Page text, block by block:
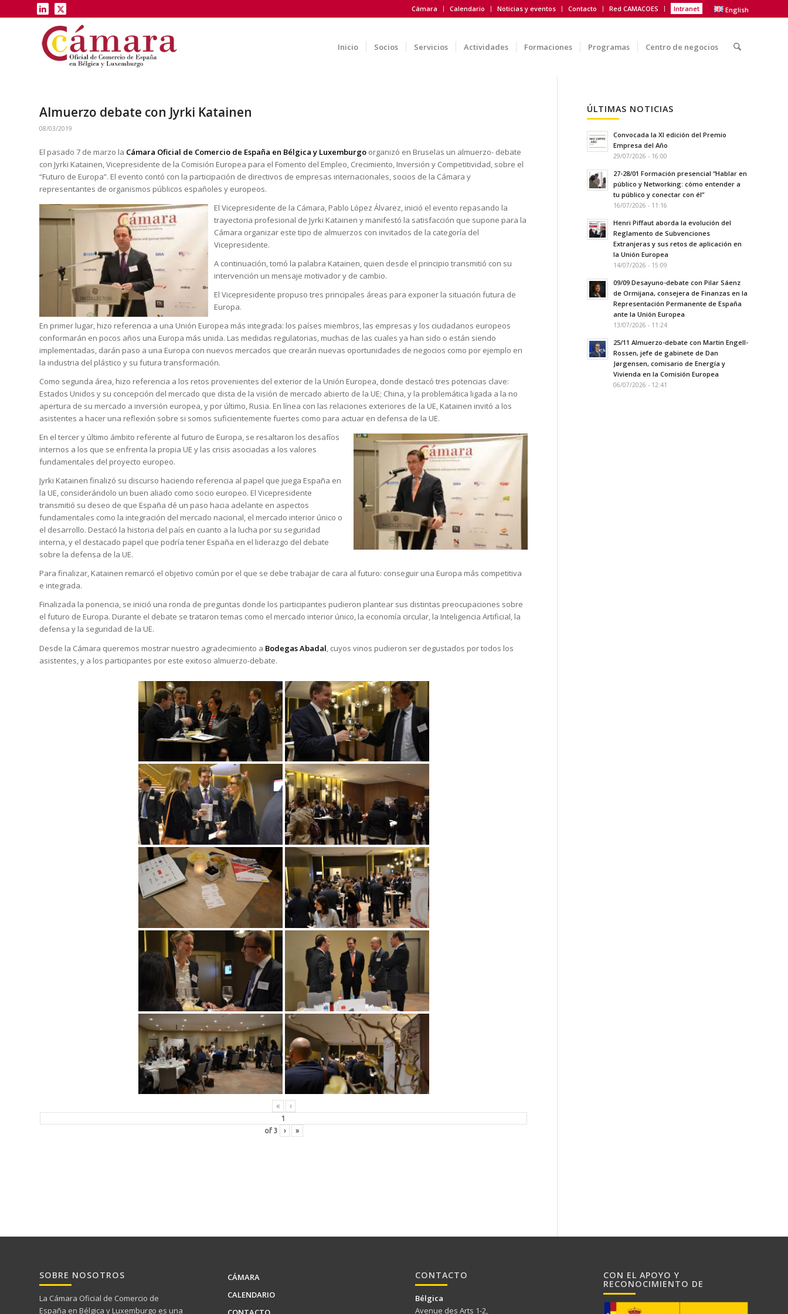
Cámara Calendario Noticias y eventos Contacto Red CAMACOES Intranet English
Inicio Socios Servicios Actividades Formaciones Programas Centro de negocios
Almuerzo debate con Jyrki Katainen
08/03/2019
El pasado 7 de marzo la Cámara Oficial de Comercio de España en Bélgica y Luxemburgo organizó en Bruselas un almuerzo- debate
con Jyrki Katainen, Vicepresidente de la Comisión Europea para el Fomento del Empleo, Crecimiento, Inversión y Competitividad, sobre el
“Futuro de Europa”. El evento contó con la participación de directivos de empresas internacionales, socios de la Cámara y
representantes de organismos públicos españoles y europeos.
El Vicepresidente de la Cámara, Pablo López Álvarez, inició el evento repasando la
trayectoria profesional de Jyrki Katainen y manifestó la satisfacción que supone para la
Cámara organizar este tipo de almuerzos con invitados de la categoría del
Vicepresidente.
A continuación, tomó la palabra Katainen, quien desde el principio transmitió con su
intervención un mensaje motivador y de cambio.
El Vicepresidente propuso tres principales áreas para exponer la situación futura de
Europa.
En primer lugar, hizo referencia a una Unión Europea más integrada: los países miembros, las empresas y los ciudadanos europeos
conformarán en pocos años una Europa más unida. Las medidas regulatorias, muchas de las cuales ya han sido o están siendo
implementadas, darán paso a una Europa con nuevos mercados que crearán nuevas oportunidades de negocios como por ejemplo en
la industria del plástico y su futura transformación.
Como segunda área, hizo referencia a los retos provenientes del exterior de la Unión Europea, donde destacó tres potencias clave:
Estados Unidos y su concepción del mercado que dista de la visión de mercado abierto de la UE; China, y la problemática ligada a la no
apertura de su mercado a inversión europea, y por último, Rusia. En línea con las relaciones exteriores de la UE, Katainen invitó a los
asistentes a hacer una reflexión sobre si somos suficientemente fuertes como para actuar en defensa de la UE.
En el tercer y último ámbito referente al futuro de Europa, se resaltaron los desafíos
internos a los que se enfrenta la propia UE y las crisis asociadas a los valores
fundamentales del proyecto europeo.
Jyrki Katainen finalizó su discurso haciendo referencia al papel que juega España en
la UE, considerándolo un buen aliado como socio europeo. El Vicepresidente
transmitió su deseo de que España dé un paso hacia adelante en aspectos
fundamentales como la integración del mercado nacional, el mercado interior único o
el desarrollo. Destacó la historia del país en cuanto a la lucha por su seguridad
interna, y el destacado papel que podría tener España en el liderazgo del debate
sobre la defensa de la UE.
Para finalizar, Katainen remarcó el objetivo común por el que se debe trabajar de cara al futuro: conseguir una Europa más competitiva
e integrada.
Finalizada la ponencia, se inició una ronda de preguntas donde los participantes pudieron plantear sus distintas preocupaciones sobre
el futuro de Europa. Durante el debate se trataron temas como el mercado interior único, la economía circular, la Inteligencia Artificial, la
defensa y la seguridad de la UE.
Desde la Cámara queremos mostrar nuestro agradecimiento a Bodegas Abadal , cuyos vinos pudieron ser degustados por todos los
asistentes, y a los participantes por este exitoso almuerzo-debate.
« ‹
of 3 › »
ÚLTIMAS NOTICIAS
Convocada la XI edición del Premio
Empresa del Año
29/07/2026 - 16:00
27-28/01 Formación presencial “Hablar en
público y Networking: cómo entender a
tu público y conectar con él”
16/07/2026 - 11:16
Henri Piffaut aborda la evolución del
Reglamento de Subvenciones
Extranjeras y sus retos de aplicación en
la Unión Europea
14/07/2026 - 15:09
09/09 Desayuno-debate con Pilar Sáenz
de Ormijana, consejera de Finanzas en la
Representación Permanente de España
ante la Unión Europea
13/07/2026 - 11:24
25/11 Almuerzo-debate con Martin Engell-
Rossen, jefe de gabinete de Dan
Jørgensen, comisario de Energía y
Vivienda en la Comisión Europea
06/07/2026 - 12:41
SOBRE NOSOTROS
La Cámara Oficial de Comercio de
España en Bélgica y Luxemburgo es una
CÁMARA
CALENDARIO
CONTACTO
Bélgica
Avenue des Arts 1-2,
CON EL APOYO Y
RECONOCIMIENTO DE